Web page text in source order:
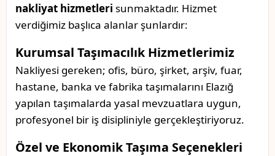
nakliyat hizmetleri sunmaktadır. Hizmet
verdiğimiz başlıca alanlar şunlardır:
Kurumsal Taşımacılık Hizmetlerimiz
Nakliyesi gereken; ofis, büro, şirket, arşiv, fuar,
hastane, banka ve fabrika taşımalarını Elazığ
yapılan taşımalarda yasal mevzuatlara uygun,
profesyonel bir iş disipliniyle gerçekleştiriyoruz.
Özel ve Ekonomik Taşıma Seçenekleri